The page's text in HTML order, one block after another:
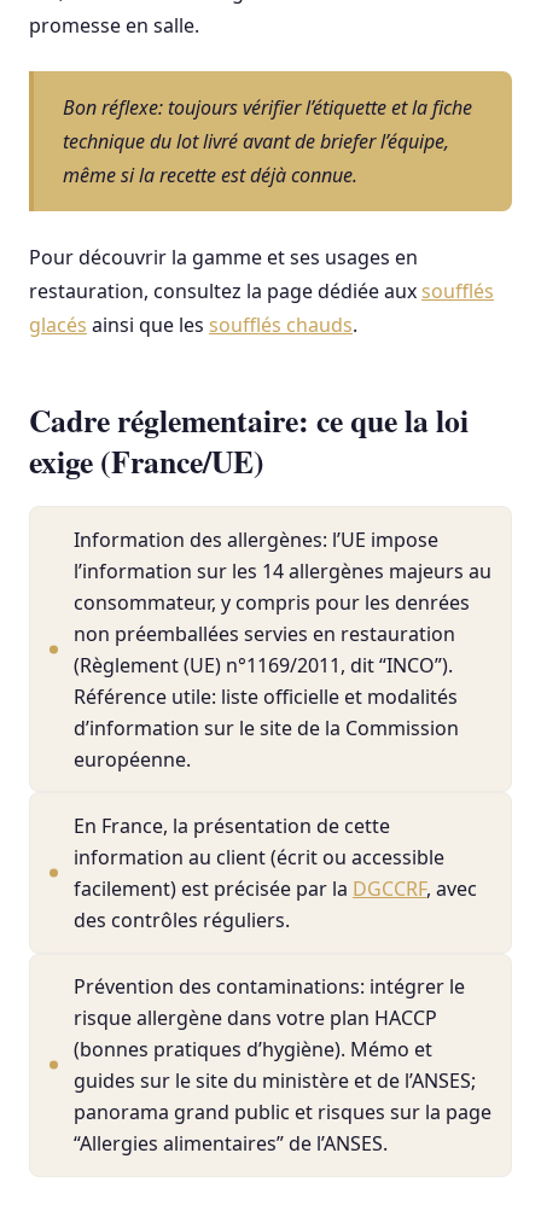
promesse en salle.
Bon réflexe: toujours vérifier l’étiquette et la fiche
technique du lot livré avant de briefer l’équipe,
même si la recette est déjà connue.
Pour découvrir la gamme et ses usages en
restauration, consultez la page dédiée auxsoufflés
glacés ainsi que les soufflés chauds.
Cadre réglementaire: ce que la loi
exige (France/UE)
Information des allergènes: l’UE impose
l’information sur les 14 allergènes majeurs au
consommateur, y compris pour les denrées
non préemballées servies en restauration
(Règlement (UE) n°1169/2011, dit “INCO”).
Référence utile: liste officielle et modalités
d’information sur le site de la Commission
européenne.
En France, la présentation de cette
information au client (écrit ou accessible
facilement) est précisée par la DGCCRF, avec
des contrôles réguliers.
Prévention des contaminations: intégrer le
risque allergène dans votre plan HACCP
(bonnes pratiques d’hygiène). Mémo et
guides sur le site du ministère et de l’ANSES;
panorama grand public et risques sur la page
“Allergies alimentaires” de l’ANSES.